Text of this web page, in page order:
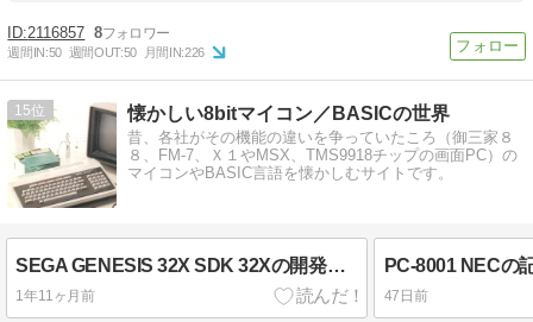
2116857 8
週間IN:50 週間OUT:50 月間IN:226
15 懐かしい8bitマイコン／BASICの世界
昔、各社がその機能の違いを争っていたころ（御三家８
８、FM-7、Ｘ１やMSX、TMS9918チップの画面PC）の
マイコンやBASIC言語を懐かしむサイトです。
SEGA GENESIS 32X SDK 32Xの開発ツール
1年11ヶ月前
PC-8001 NECの
47日前